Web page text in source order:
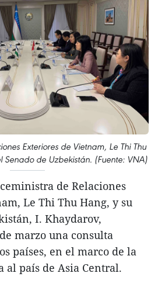
Exteriores de Vietnam, Le Thi Thu
de Uzbekistán. (Fuente: VNA)
de Relaciones
Le Thi Thu Hang, y su
I. Khaydarov,
marzo una consulta
países, en el marco de la
país de Asia Central.